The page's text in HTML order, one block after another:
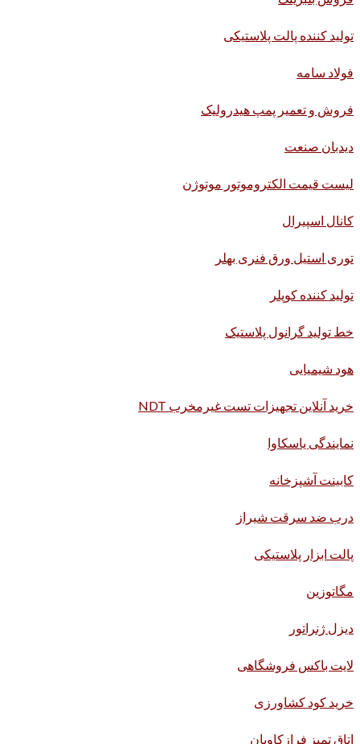
تولید کننده پالت پلاستیکی
فولاد سامه
فروش و تعمیر پمپ هیدرولیک
دیدبان صنعت
لیست قیمت الکتروموتور موتوژن
کانال اسپیرال
توری استیل ورق فنری بهلر
تولید کننده کوپلر
خط تولید گرانول پلاستیک
هود شیمیایی
خرید آنلاین تجهیزات تست غیرمخرب NDT
نمایندگی یاسکاوا
کابینت آشپزخانه
درب ضد سرقت شیراز
پالت ابزار پلاستیکی
مگاتوزین
دیزل ژنراتور
لایت باکس فروشگاهی
خرید کود کشاورزی
اتاق تمیز فرازکاویان